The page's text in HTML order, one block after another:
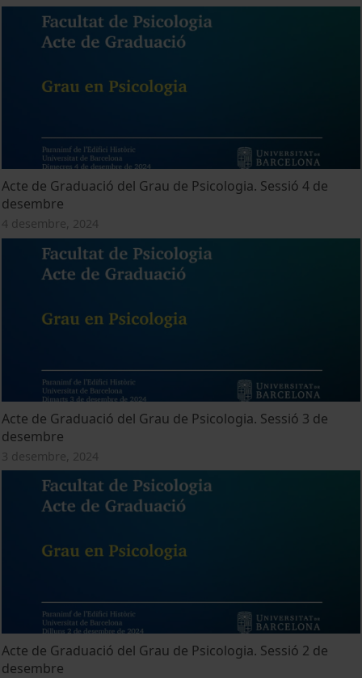
Acte de Graduació del Grau de Psicologia. Sessió 4 de
desembre
4 desembre, 2024
Acte de Graduació del Grau de Psicologia. Sessió 3 de
desembre
3 desembre, 2024
Acte de Graduació del Grau de Psicologia. Sessió 2 de
desembre